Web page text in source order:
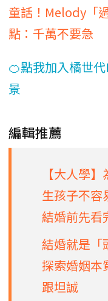
童話！Melody「
點：千萬不要急
🍊點我加入橘世
景
編輯推薦
【大人學
生孩子不容
結婚前先看
結婚就是「
探索婚姻本
跟坦誠